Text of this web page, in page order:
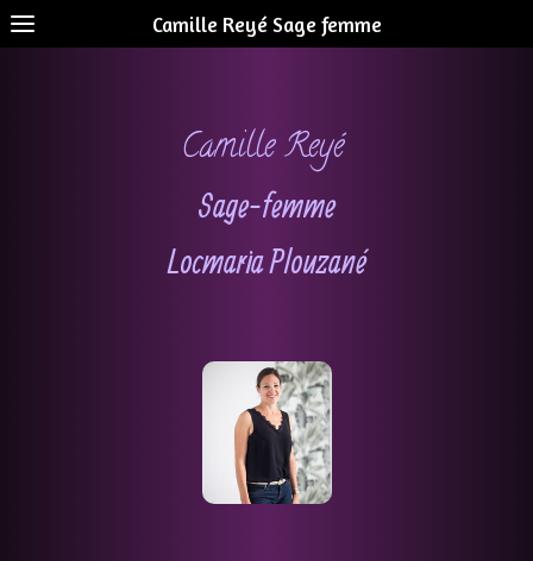
Camille Reyé Sage femme
Camille Reyé
Sage-femme
Locmaria Plouzané